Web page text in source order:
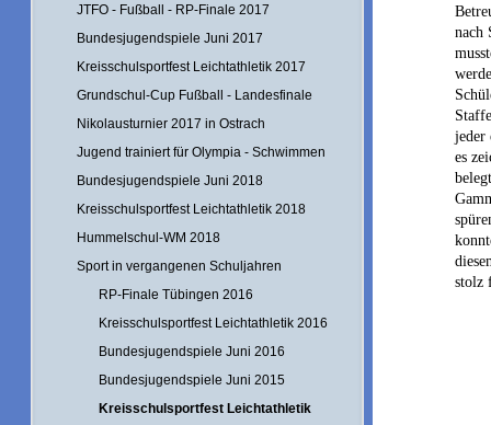
JTFO - Fußball - RP-Finale 2017
Bundesjugendspiele Juni 2017
Kreisschulsportfest Leichtathletik 2017
Grundschul-Cup Fußball - Landesfinale
Nikolausturnier 2017 in Ostrach
Jugend trainiert für Olympia - Schwimmen
Bundesjugendspiele Juni 2018
Kreisschulsportfest Leichtathletik 2018
Hummelschul-WM 2018
Sport in vergangenen Schuljahren
RP-Finale Tübingen 2016
Kreisschulsportfest Leichtathletik 2016
Bundesjugendspiele Juni 2016
Bundesjugendspiele Juni 2015
Kreisschulsportfest Leichtathletik
nach
jeder
es
stolz